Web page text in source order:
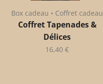
Box cadeau • Coffret cadeau
Coffret Tapenades &
Délices
16,40 €